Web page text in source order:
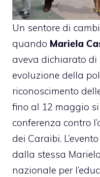
Un sentore di
quando Mariela
aveva dichiarato di
evoluzione della
riconoscimento
fino al 12 maggio
conferenza contro
dei Caraibi.
dalla stessa
nazionale per